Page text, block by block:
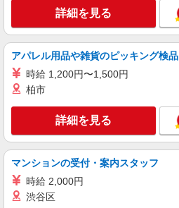
詳細を見る
アパレル用品や雑貨のピッキング検品
時給 1,200円〜1,500円
柏市
詳細を見る
マンションの受付・案内スタッフ
時給 2,000円
渋谷区